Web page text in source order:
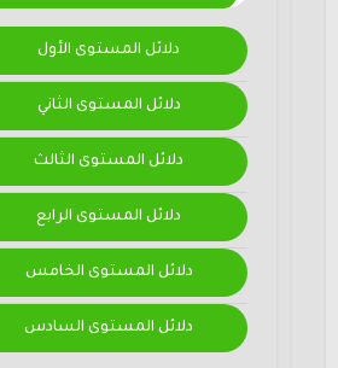
دلائل المستوى الأول
دلائل المستوى الثاني
دلائل المستوى الثالث
دلائل المستوى الرابع
دلائل المستوى الخامس
دلائل المستوى السادس